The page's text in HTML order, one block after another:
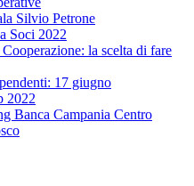
Silvio Petrone
Soci 2022
la scelta di fare
17 giugno
2022
Banca Campania Centro